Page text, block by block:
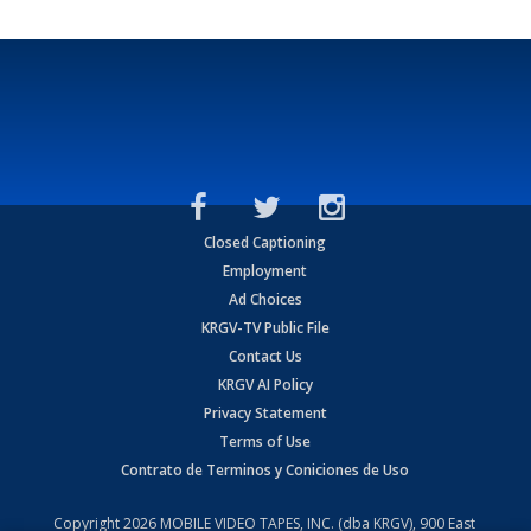
Closed Captioning
Employment
Ad Choices
KRGV-TV Public File
Contact Us
KRGV AI Policy
Privacy Statement
Terms of Use
Contrato de Terminos y Coniciones de Uso
Copyright2026 MOBILE VIDEO TAPES, INC. (dba KRGV), 900 East